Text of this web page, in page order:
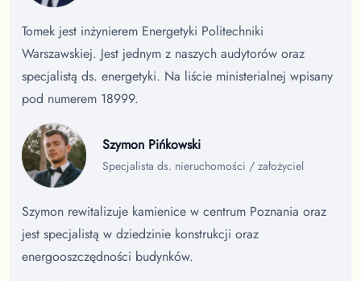
Tomek jest inżynierem Energetyki Politechniki
Warszawskiej. Jest jednym z naszych audytorów oraz
specjalistą ds. energetyki. Na liście ministerialnej wpisany
pod numerem 18999.
Szymon Pińkowski
Specjalista ds. nieruchomości / założyciel
Szymon rewitalizuje kamienice w centrum Poznania oraz
jest specjalistą w dziedzinie konstrukcji oraz
energooszczędności budynków.